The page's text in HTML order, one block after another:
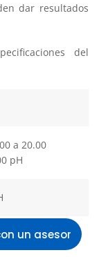
dar resultados
del
a 20.00
pH